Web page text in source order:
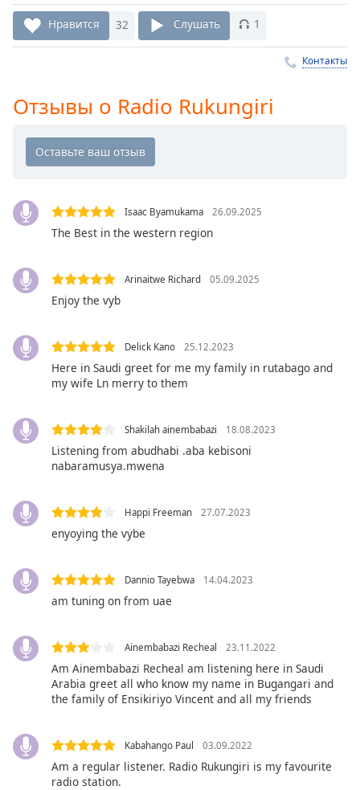
Playback
Rate
descriptions
Subtitles
settings ,
opens
subtitles
dialog
subtitles
selected
Audio
Track
Fullscreen
This
modal
Beginning
cancel
and
Нравится 32 Слушать 1
Контакты
Отзывы о Radio Rukungiri
Isaac Byamukama 26.09.2025
The Best in the western region
Arinaitwe Richard 05.09.2025
Enjoy the vyb
Delick Kano 25.12.2023
Here in Saudi greet for me my family in rutabago and
my wife Ln merry to them
Shakilah ainembabazi 18.08.2023
Listening from abudhabi .aba kebisoni
nabaramusya.mwena
Happi Freeman 27.07.2023
enyoying the vybe
Dannio Tayebwa 14.04.2023
am tuning on from uae
Ainembabazi Recheal 23.11.2022
Am Ainembabazi Recheal am listening here in Saudi
Arabia greet all who know my name in Bugangari and
the family of Ensikiriyo Vincent and all my friends
Kabahango Paul 03.09.2022
Am a regular listener. Radio Rukungiri is my favourite
radio station.